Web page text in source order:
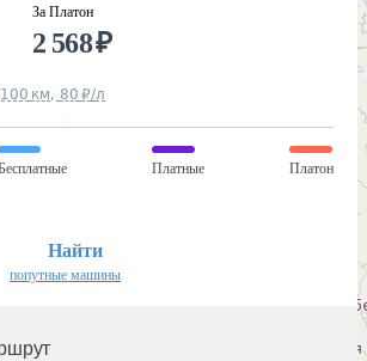
За Платон
2 568₽
км, 80 ₽/л
Платные Платон
Найти
попутные машины